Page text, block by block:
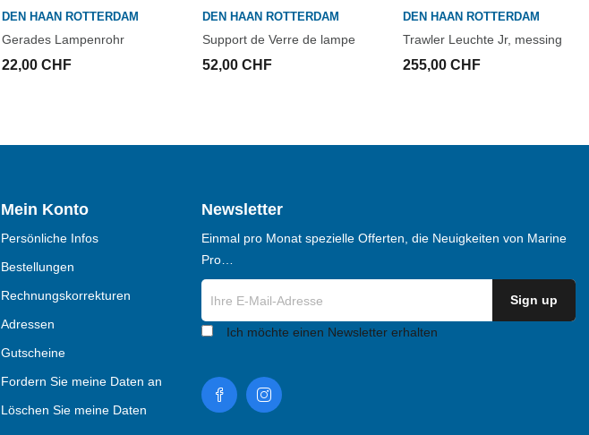
DEN HAAN ROTTERDAM
Gerades Lampenrohr
22,00 CHF
DEN HAAN ROTTERDAM
Support de Verre de lampe
52,00 CHF
DEN HAAN ROTTERDAM
Trawler Leuchte Jr, messing
255,00 CHF
Mein Konto
Persönliche Infos
Bestellungen
Rechnungskorrekturen
Adressen
Gutscheine
Fordern Sie meine Daten an
Löschen Sie meine Daten
Newsletter
Einmal pro Monat spezielle Offerten, die Neuigkeiten von Marine
Pro…
Ich möchte einen Newsletter erhalten